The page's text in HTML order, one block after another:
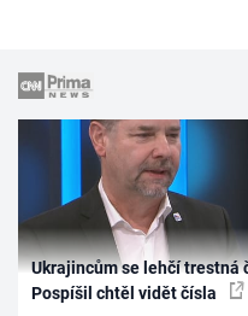
Ukrajincům se lehčí trestná
Pospíšil chtěl vidět čísla